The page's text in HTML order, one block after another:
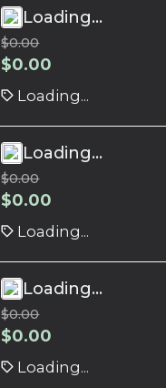
Loading...
$0.00
$0.00
Loading...
Loading...
$0.00
$0.00
Loading...
Loading...
$0.00
$0.00
Loading...